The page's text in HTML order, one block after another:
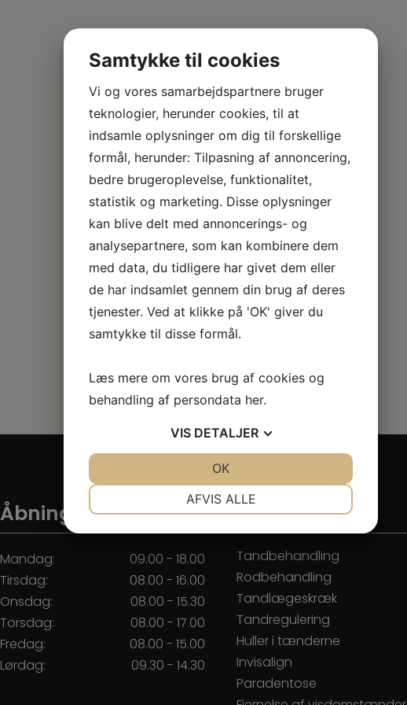
Åbningstider
Mandag:
09.00 - 18.00
Tirsdag:
08.00 - 16.00
Onsdag:
08.00 - 15.30
Torsdag:
08.00 - 17.00
Fredag:
08.00 - 15.00
Lørdag:
09.30 - 14.30
Behandlinger
Tandbehandling
Rodbehandling
Tandlægeskræk
Tandregulering
Huller i tænderne
Invisalign
Paradentose
Samtykke til cookies
Vi og vores samarbejdspartnere bruger
teknologier, herunder cookies, til at
indsamle oplysninger om dig til forskellige
formål, herunder: Tilpasning af annoncering,
bedre brugeroplevelse, funktionalitet,
statistik og marketing. Disse oplysninger
kan blive delt med annoncerings- og
analysepartnere, som kan kombinere dem
med data, du tidligere har givet dem eller
de har indsamlet gennem din brug af deres
tjenester. Ved at klikke på 'OK' giver du
samtykke til disse formål.
Læs mere om vores brug af cookies og
behandling af persondata her.
VIS DETALJER
AFVIS ALLE
OK